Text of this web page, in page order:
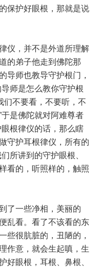
保护好眼根，那就是说
仪，并不是外道所理解
的弟子他走到佛陀那
导师也教导守护根门，
师是怎么教你守护根
们不要看，不要听，不
是佛陀就对阿难尊者
根律仪的话，那么瞎
守护耳根律仪，所有的
所讲到的守护眼根、
看的，听照样的，触照
了一些净相，美丽的
乱看。看了不该看的东
些很肮脏的，丑陋的，
作意，就会生起嗔，生
好眼根，耳根、鼻根、